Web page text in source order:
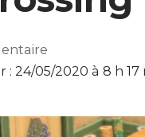
: 24/05/2020 à 8 h 17